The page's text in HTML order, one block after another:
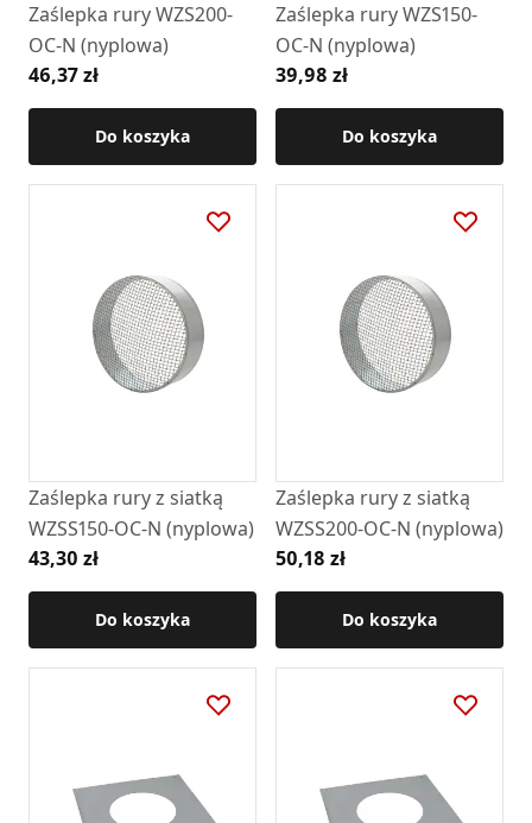
Zaślepka rury WZS200-
OC-N (nyplowa)
46,37 zł
Do koszyka
Zaślepka rury WZS150-
OC-N (nyplowa)
39,98 zł
Do koszyka
Zaślepka rury z siatką
WZSS150-OC-N (nyplowa)
43,30 zł
Do koszyka
Zaślepka rury z siatką
WZSS200-OC-N (nyplowa)
50,18 zł
Do koszyka